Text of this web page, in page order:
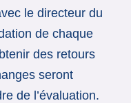
le directeur du
de chaque
des retours
seront
de l’évaluation.